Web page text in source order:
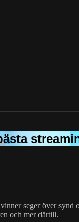
seger över
och mer därtill.